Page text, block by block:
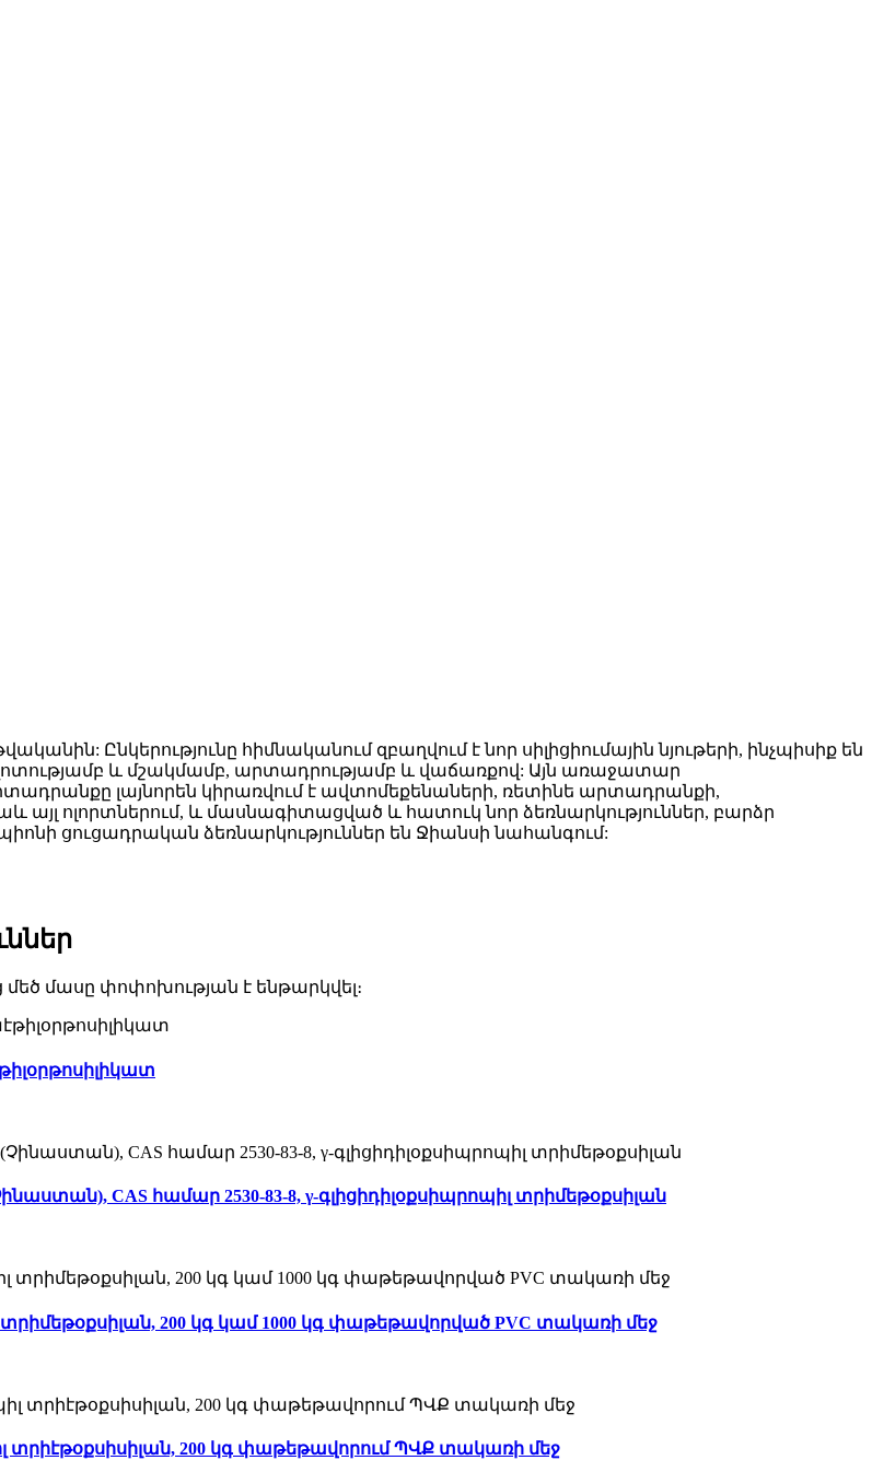
Ընկերությունը հիմնականում զբաղվում է նոր սիլիցիումային նյութերի, ինչպիսիք են
և մշակմամբ, արտադրությամբ և վաճառքով: Այն առաջատար
լայնորեն կիրառվում է ավտոմեքենաների, ռետինե արտադրանքի,
այլ ոլորտներում, և մասնագիտացված և հատուկ նոր ձեռնարկություններ, բարձր
ցուցադրական ձեռնարկություններ են Ջիանսի նահանգում:
մասը փոփոխության է ենթարկվել։
CAS համար 2530-83-8, γ-գլիցիդիլօքսիպրոպիլ տրիմեթօքսիլան
տրիմեթօքսիլան, 200 կգ կամ 1000 կգ փաթեթավորված PVC տակառի մեջ
տրիէթօքսիսիլան, 200 կգ փաթեթավորում ՊՎՔ տակառի մեջ